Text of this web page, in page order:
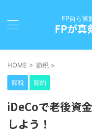
FP自ら実
FPが真
HOME > 節税 >
節税 節約
iDeCoで老後資
しよう！